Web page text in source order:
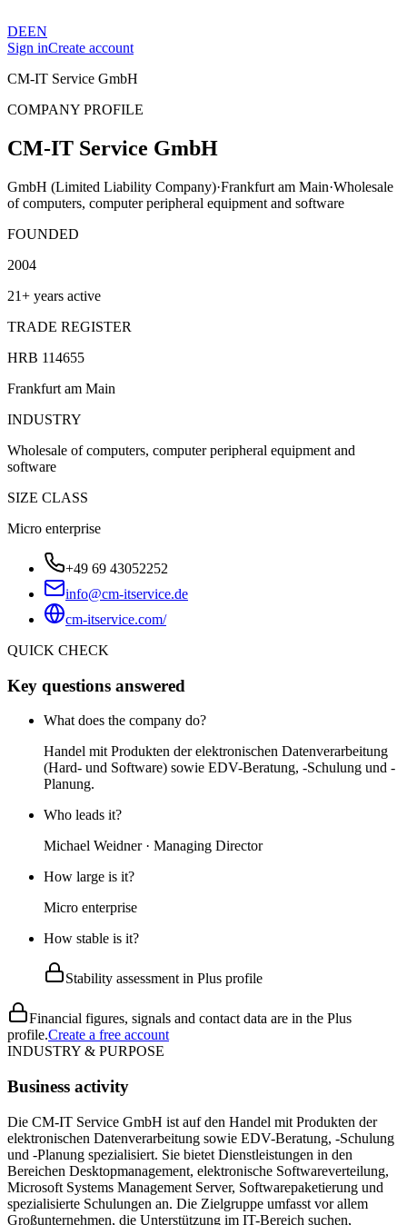
DEEN
Sign inCreate account
CM-IT Service GmbH
COMPANY PROFILE
CM-IT Service GmbH
GmbH (Limited Liability Company)·Frankfurt am Main·Wholesale
of computers, computer peripheral equipment and software
FOUNDED
2004
21+ years active
TRADE REGISTER
HRB 114655
Frankfurt am Main
INDUSTRY
Wholesale of computers, computer peripheral equipment and
software
SIZE CLASS
Micro enterprise
+49 69 43052252
info@cm-itservice.de
cm-itservice.com/
QUICK CHECK
Key questions answered
What does the company do?
Handel mit Produkten der elektronischen Datenverarbeitung
(Hard- und Software) sowie EDV-Beratung, -Schulung und -
Planung.
Who leads it?
Michael Weidner · Managing Director
How large is it?
Micro enterprise
How stable is it?
Stability assessment in Plus profile
Financial figures, signals and contact data are in the Plus
profile.Create a free account
INDUSTRY & PURPOSE
Business activity
Die CM-IT Service GmbH ist auf den Handel mit Produkten der
elektronischen Datenverarbeitung sowie EDV-Beratung, -Schulung
und -Planung spezialisiert. Sie bietet Dienstleistungen in den
Bereichen Desktopmanagement, elektronische Softwareverteilung,
Microsoft Systems Management Server, Softwarepaketierung und
spezialisierte Schulungen an. Die Zielgruppe umfasst vor allem
Großunternehmen, die Unterstützung im IT-Bereich suchen,